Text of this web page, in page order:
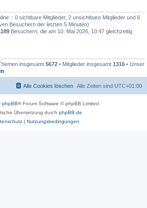
:: 0 sichtbare Mitglieder, 2 unsichtbare Mitglieder und 6
Besuchern der letzten 5 Minuten)
Besuchern, die am 10. Mai 2026, 10:47 gleichzeitig
insgesamt 5672 • Mitglieder insgesamt 1316 • Unser
Alle Zeiten sind UTC+01:00
Alle Cookies löschen
phpBB® Forum Software © phpBB Limited
Übersetzung durch phpBB.de
| Nutzungsbedingungen